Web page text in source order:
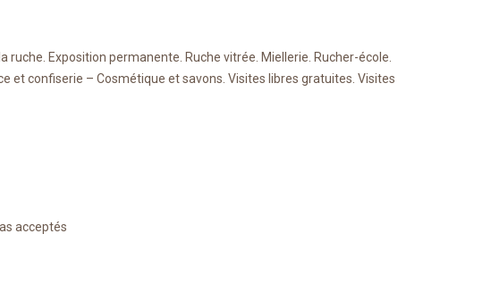
Exposition permanente. Ruche vitrée. Miellerie. Rucher-école.
et confiserie – Cosmétique et savons. Visites libres gratuites. Visites